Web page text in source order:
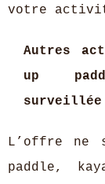
votre
Autres
up
surveillée
L’offre ne
paddle,